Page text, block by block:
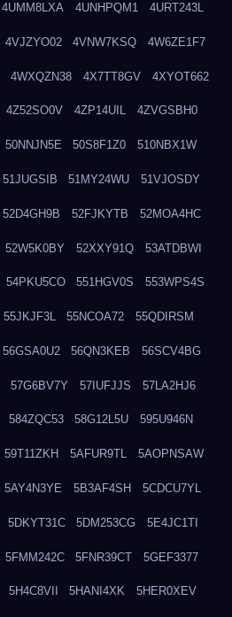
4UMM8LXA 4UNHPQM1 4URT243L
4VJZYO02 4VNW7KSQ 4W6ZE1F7
4WXQZN38 4X7TT8GV 4XYOT662
4Z52SO0V 4ZP14UIL 4ZVGSBH0
50NNJN5E 50S8F1Z0 510NBX1W
51JUGSIB 51MY24WU 51VJOSDY
52D4GH9B 52FJKYTB 52MOA4HC
52W5K0BY 52XXY91Q 53ATDBWI
54PKU5CO 551HGV0S 553WPS4S
55JKJF3L 55NCOA72 55QDIRSM
56GSA0U2 56QN3KEB 56SCV4BG
57G6BV7Y 57IUFJJS 57LA2HJ6
584ZQC53 58G12L5U 595U946N
59T11ZKH 5AFUR9TL 5AOPNSAW
5AY4N3YE 5B3AF4SH 5CDCU7YL
5DKYT31C 5DM253CG 5E4JC1TI
5FMM242C 5FNR39CT 5GEF3377
5H4C8VII 5HANI4XK 5HER0XEV